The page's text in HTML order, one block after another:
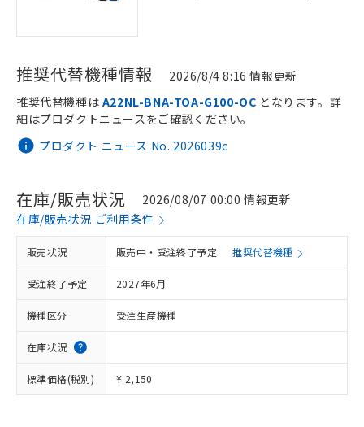
推奨代替機種情報 2026/8/4 8:16 情報更新
プロダクト ニュース No. 2026039c
推奨代替機種は A22NL-BNA-TOA-G100-OC となります。詳
細はプロダクトニュースをご確認ください。
在庫/販売状況
2026/08/07 00:00 情報更新
在庫/販売状況 ご利用条件
販売状況 販売中・受注終了予定 推奨代替機種
受注終了予定 2027年6月
機種区分 受注生産機種
在庫状況
標準価格(税別) ¥ 2,150